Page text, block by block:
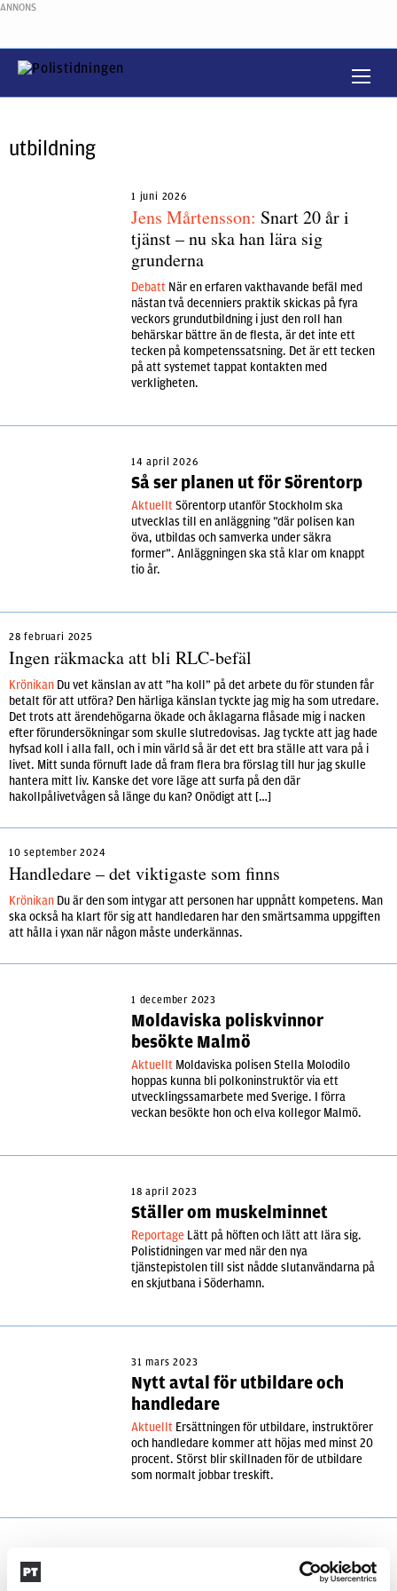
ANNONS
utbildning
1 juni 2026
Jens Mårtensson: Snart 20 år i
tjänst – nu ska han lära sig
grunderna
Debatt När en erfaren vakthavande befäl med
nästan två decenniers praktik skickas på fyra
veckors grundutbildning i just den roll han
behärskar bättre än de flesta, är det inte ett
tecken på kompetenssatsning. Det är ett tecken
på att systemet tappat kontakten med
verkligheten.
14 april 2026
Så ser planen ut för Sörentorp
Aktuellt Sörentorp utanför Stockholm ska
utvecklas till en anläggning ”där polisen kan
öva, utbildas och samverka under säkra
former”. Anläggningen ska stå klar om knappt
tio år.
28 februari 2025
Ingen räkmacka att bli RLC-befäl
Krönikan Du vet känslan av att ”ha koll” på det arbete du för stunden får
betalt för att utföra? Den härliga känslan tyckte jag mig ha som utredare.
Det trots att ärendehögar­na ökade och åklagarna flåsade mig i nacken
efter förundersökningar som skulle slutredo­visas. Jag tyckte att jag hade
hyfsad koll i alla fall, och i min värld så är det ett bra ställe att vara på i
livet. Mitt sunda förnuft lade då fram flera bra förslag till hur jag skulle
hantera mitt liv. Kanske det vore läge att surfa på den där
hakollpålivetvågen så länge du kan? Onödigt att […]
10 september 2024
Handledare – det viktigaste som finns
Krönikan Du är den som intygar att personen har uppnått kompetens. Man
ska också ha klart för sig att handledaren har den smärtsamma uppgiften
att hålla i yxan när någon måste underkännas.
1 december 2023
Moldaviska poliskvinnor
besökte Malmö
Aktuellt Moldaviska polisen Stella Molodilo
hoppas kunna bli polkoninstruktör via ett
utvecklingssamarbete med Sverige. I förra
veckan besökte hon och elva kollegor Malmö.
18 april 2023
Ställer om muskelminnet
Reportage Lätt på höften och lätt att lära sig.
Polistidningen var med när den nya
tjänstepistolen till sist nådde slutanvändarna på
en skjutbana i Söderhamn.
31 mars 2023
Nytt avtal för utbildare och
handledare
Aktuellt Ersättningen för utbildare, instruktörer
och handledare kommer att höjas med minst 20
procent. Störst blir skillnaden för de utbildare
som normalt jobbar treskift.
Snarare sent påtänkt än galet